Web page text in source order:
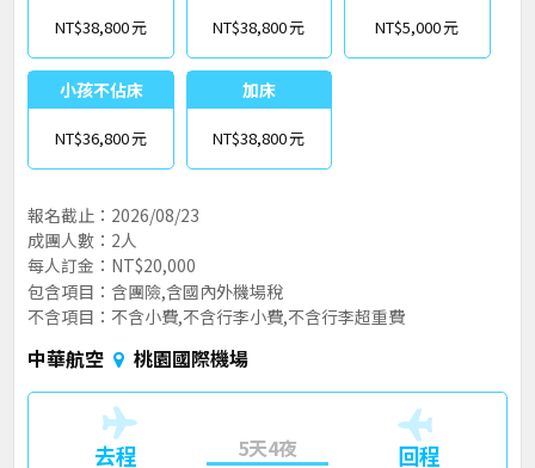
NT$38,800 NT$38,800 NT$5,000
小孩不佔床
NT$36,800
加床
NT$38,800
報名截止：2026/08/23
成團人數：2人
每人訂金：NT$20,000
包含項目：含團險,含國內外機場稅
不含項目：不含小費,不含行李小費,不含行李超重費
中華航空 桃園國際機場
去程 5天4夜 回程